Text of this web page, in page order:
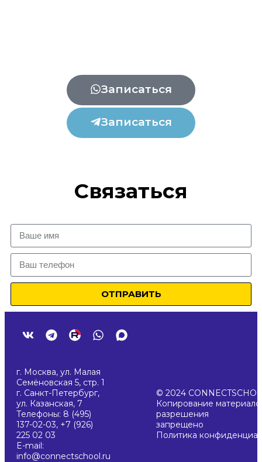
Записаться
Записаться
Связаться
ОТПРАВИТЬ
г. Москва, ул. Малая
Семёновская 5, стр. 1
г. Санкт-Петербург,
ул. Казанская, 7
Телефоны: 8 (495)
137-02-03, +7 (926)
225 02 03
E-mail:
info@connectschool.ru
© 2024
Копирование
разрешения
запрещено
Политика